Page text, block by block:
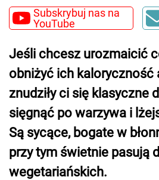
Subskrybuj nas na
YouTube
Jeśli chcesz urozmaicić
obniżyć ich kaloryczność
znudziły ci się klasyczne
sięgnąć po warzywa i
Są sycące, bogate w
przy tym świetnie pasują
wegetariańskich.